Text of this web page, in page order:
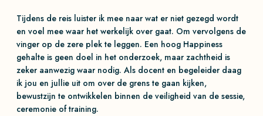
Tijdens de reis luister ik mee naar wat er niet gezegd wordt
en voel mee waar het werkelijk over gaat. Om vervolgens de
vinger op de zere plek te leggen. Een hoog Happiness
gehalte is geen doel in het onderzoek, maar zachtheid is
zeker aanwezig waar nodig. Als docent en begeleider daag
ik jou en jullie uit om over de grens te gaan kijken,
bewustzijn te ontwikkelen binnen de veiligheid van de sessie,
ceremonie of training.